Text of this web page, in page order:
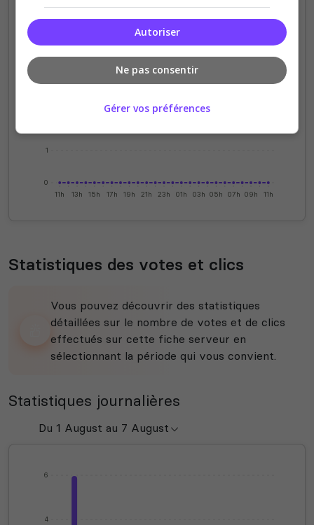
0
1
3
5
11h 13h 15h 17h 19h 21h 23h 01h 03h 05h 07h 09h 11h
Statistiques des votes et clics
Vous pouvez découvrir des statistiques
détaillées sur le nombre de votes et de clics
effectués sur cette fiche serveur en
sélectionnant la période qui vous convient.
Statistiques journalières
4
6
Autoriser
Ne pas consentir
Gérer vos préférences